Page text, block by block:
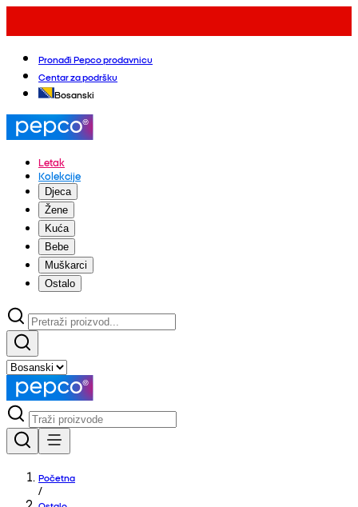
Pronađi Pepco prodavnicu
Centar za podršku
Bosanski
Letak
Kolekcije
Djeca
Žene
Kuća
Bebe
Muškarci
Ostalo
Početna
/